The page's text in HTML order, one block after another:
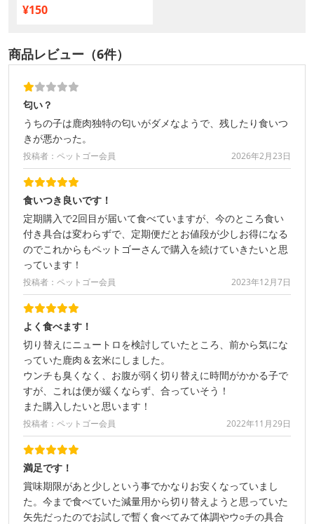
¥150
商品レビュー（6件）
匂い？
うちの子は鹿肉独特の匂いがダメなようで、残したり食いつ
きが悪かった。
投稿者：ペットゴー会員 2026年2月23日
食いつき良いです！
定期購入で2回目が届いて食べていますが、今のところ食い
付き具合は変わらずで、定期便だとお値段が少しお得になる
のでこれからもペットゴーさんで購入を続けていきたいと思
っています！
投稿者：ペットゴー会員 2023年12月7日
よく食べます！
切り替えにニュートロを検討していたところ、前から気にな
っていた鹿肉＆玄米にしました。
ウンチも臭くなく、お腹が弱く切り替えに時間がかかる子で
すが、これは便が緩くならず、合っていそう！
また購入したいと思います！
投稿者：ペットゴー会員 2022年11月29日
満足です！
賞味期限があと少しという事でかなりお安くなっていまし
た。今まで食べていた減量用から切り替えようと思っていた
矢先だったのでお試しで暫く食べてみて体調やウ○チの具合